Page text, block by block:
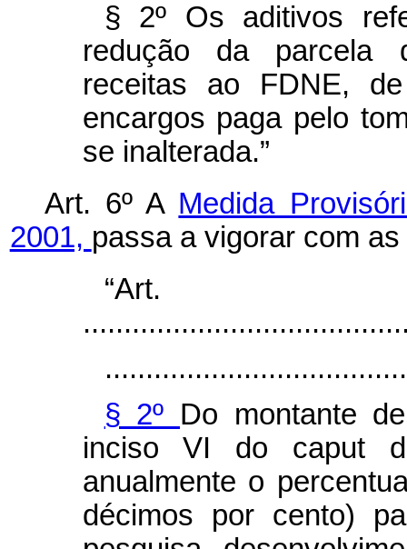
§ 2º Os aditivos
redução da parcela
receitas ao FDNE,
encargos paga pelo
se inalterada.”
Art. 6º A Medida
2001, passa a vigorar com
§ 2º Do montante
inciso VI do caput
anualmente o
décimos por cento)